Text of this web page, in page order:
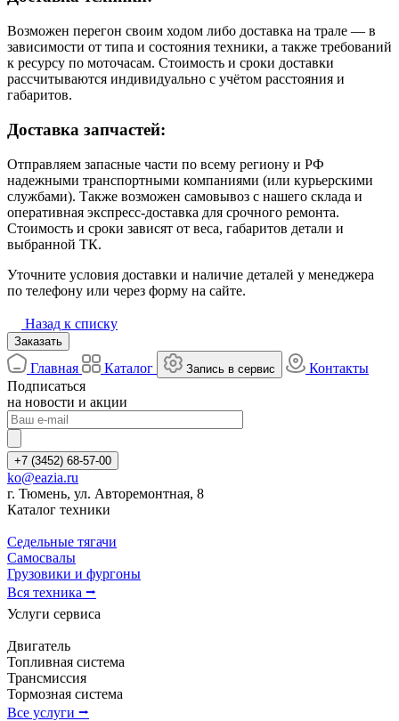
Возможен перегон своим ходом либо доставка на трале — в
зависимости от типа и состояния техники, а также требований
к ресурсу по моточасам. Стоимость и сроки доставки
рассчитываются индивидуально с учётом расстояния и
габаритов.
Доставка запчастей:
Отправляем запасные части по всему региону и РФ
надежными транспортными компаниями (или курьерскими
службами). Также возможен самовывоз с нашего склада и
оперативная экспресс-доставка для срочного ремонта.
Стоимость и сроки зависят от веса, габаритов детали и
выбранной ТК.
Уточните условия доставки и наличие деталей у менеджера
по телефону или через форму на сайте.
Назад к списку
Заказать
Главная Каталог Запись в сервис
Контакты
Подписаться
на новости и акции
+7 (3452) 68-57-00
ko@eazia.ru
г. Тюмень, ул. Авторемонтная, 8
Каталог техники
Седельные тягачи
Самосвалы
Грузовики и фургоны
Вся техника ⭢
Услуги сервиса
Двигатель
Топливная система
Трансмиссия
Тормозная система
Все услуги ⭢